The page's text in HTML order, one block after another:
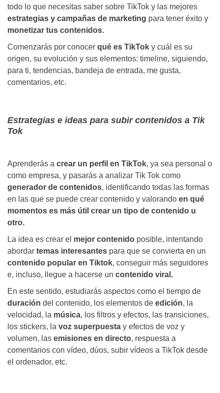
todo lo que necesitas saber sobre TikTok y las mejores
estrategias y campañas de marketing para tener éxito y
monetizar tus contenidos.
Comenzarás por conocer qué es TikTok y cuál es su
origen, su evolución y sus elementos: timeline, siguiendo,
para ti, tendencias, bandeja de entrada, me gusta,
comentarios, etc.
Estrategias e ideas para subir contenidos a Tik
Tok
Aprenderás a crear un perfil en TikTok, ya sea personal o
como empresa, y pasarás a analizar Tik Tok como
generador de contenidos, identificando todas las formas
en las que se puede crear contenido y valorando en qué
momentos es más útil crear un tipo de contenido u
otro.
La idea es crear el mejor contenido posible, intentando
abordar temas interesantes para que se convierta en un
contenido popular en Tiktok, conseguir más seguidores
e, incluso, llegue a hacerse un contenido viral.
En este sentido, estudiarás aspectos como el tiempo de
duración del contenido, los elementos de edición, la
velocidad, la música, los filtros y efectos, las transiciones,
los stickers, la voz superpuesta y efectos de voz y
volumen, las emisiones en directo, respuesta a
comentarios con vídeo, dúos, subir vídeos a TikTok desde
el ordenador, etc.